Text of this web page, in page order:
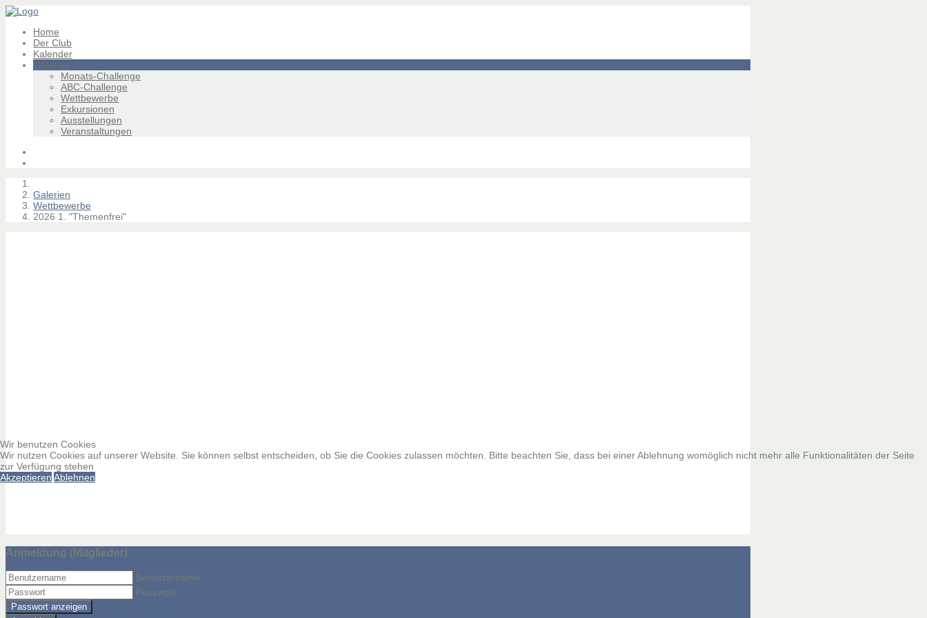
Home
Der Club
Kalender
Galerien
Monats-Challenge
ABC-Challenge
Wettbewerbe
Exkursionen
Ausstellungen
Veranstaltungen
Galerien
Wettbewerbe
2026 1. "Themenfrei"
Anmeldung (Mitglieder)
Benutzername
Passwort
Passwort anzeigen
Wir benutzen Cookies
Wir nutzen Cookies auf unserer Website. Sie können selbst entscheiden, ob Sie die Cookies zulassen möchten. Bitte beachten Sie, dass bei einer Ablehnung womöglich nicht mehr alle Funktionalitäten der Seite
zur Verfügung stehen
Akzeptieren Ablehnen